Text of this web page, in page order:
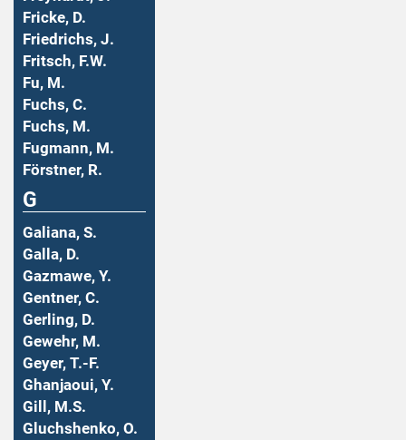
Fricke, D.
Friedrichs, J.
Fritsch, F.W.
Fu, M.
Fuchs, C.
Fuchs, M.
Fugmann, M.
Förstner, R.
G
Galiana, S.
Galla, D.
Gazmawe, Y.
Gentner, C.
Gerling, D.
Gewehr, M.
Geyer, T.-F.
Ghanjaoui, Y.
Gill, M.S.
Gluchshenko, O.